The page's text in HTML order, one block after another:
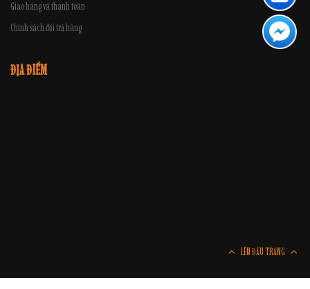
LÊN ĐẦU TRANG
Giao hàng và thanh toán
Chính sách đổi trả hàng
ĐỊA ĐIỂM